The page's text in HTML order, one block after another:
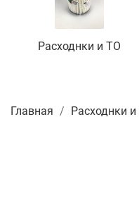
Расходнки и ТО
Главная Расходнки